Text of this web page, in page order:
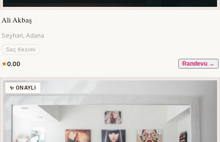
Ali Akbaş
Seyhan, Adana
Saç Kesimi
0.00 Randevu →
✨ ONAYLI